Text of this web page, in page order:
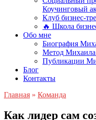
Коучинговый
Клуб бизнес-
🔥 Школа
Обо мне
Биография
Метод
Публикации
Блог
Контакты
Главная » Команда
Как лидер сам